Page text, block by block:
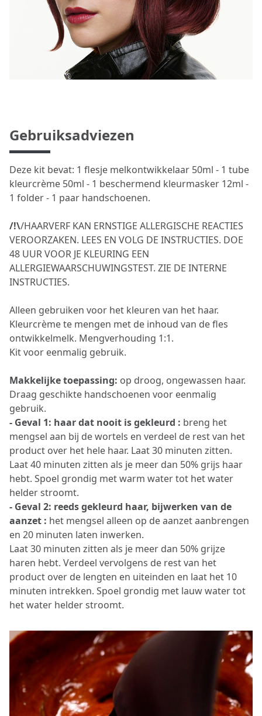
Gebruiksadviezen
Deze kit bevat: 1 flesje melkontwikkelaar 50ml - 1 tube
kleurcrème 50ml - 1 beschermend kleurmasker 12ml -
1 folder - 1 paar handschoenen.
/!\/HAARVERF KAN ERNSTIGE ALLERGISCHE REACTIES
VEROORZAKEN. LEES EN VOLG DE INSTRUCTIES. DOE
48 UUR VOOR JE KLEURING EEN
ALLERGIEWAARSCHUWINGSTEST. ZIE DE INTERNE
INSTRUCTIES.
Alleen gebruiken voor het kleuren van het haar.
Kleurcrème te mengen met de inhoud van de fles
ontwikkelmelk. Mengverhouding 1:1.
Kit voor eenmalig gebruik.
Makkelijke toepassing: op droog, ongewassen haar.
Draag geschikte handschoenen voor eenmalig
gebruik.
- Geval 1: haar dat nooit is gekleurd : breng het
mengsel aan bij de wortels en verdeel de rest van het
product over het hele haar. Laat 30 minuten zitten.
Laat 40 minuten zitten als je meer dan 50% grijs haar
hebt. Spoel grondig met warm water tot het water
helder stroomt.
- Geval 2: reeds gekleurd haar, bijwerken van de
aanzet : het mengsel alleen op de aanzet aanbrengen
en 20 minuten laten inwerken.
Laat 30 minuten zitten als je meer dan 50% grijze
haren hebt. Verdeel vervolgens de rest van het
product over de lengten en uiteinden en laat het 10
minuten intrekken. Spoel grondig met lauw water tot
het water helder stroomt.